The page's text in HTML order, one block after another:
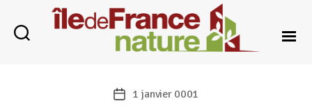
France
Date1 janvier 0001